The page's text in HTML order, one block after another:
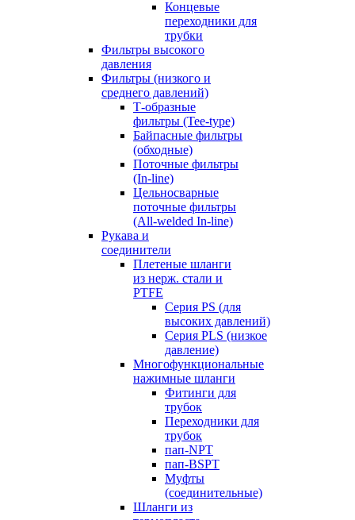
Концевые
переходники для
трубки
Фильтры высокого
давления
Фильтры (низкого и
среднего давлений)
Т-образные
фильтры (Tee-type)
Байпасные фильтры
(обходные)
Поточные фильтры
(In-line)
Цельносварные
поточные фильтры
(All-welded In-line)
Рукава и
соединители
Плетеные шланги
из нерж. стали и
PTFE
Серия PS (для
высоких давлений)
Серия PLS (низкое
давление)
Многофункциональные
нажимные шланги
Фитинги для
трубок
Переходники для
трубок
пап-NPT
пап-BSPT
Муфты
(соединительные)
Шланги из